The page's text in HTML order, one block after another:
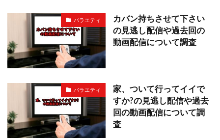
バラエティ
カバン持ちさせて下さい
の見逃し配信や過去回の
動画配信について調査
バラエティ
家、ついて行ってイイで
すか?の見逃し配信や過去
回の動画配信について調
査